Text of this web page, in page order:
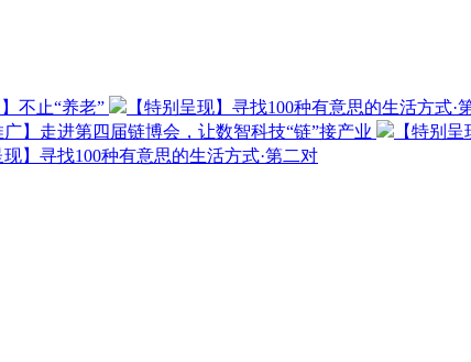
不止“养老” 【特别呈现】寻找100种有意思的生活方式·
广】走进第四届链博会，让数智科技“链”接产业 【特别
现】寻找100种有意思的生活方式·第二对